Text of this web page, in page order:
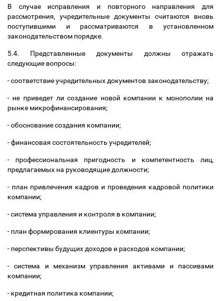
В случае исправления и повторного направления для
рассмотрения, учредительные документы считаются вновь
поступившими и рассматриваются в установленном
законодательством порядке.
5.4. Представленные документы должны отражать
следующие вопросы:
- соответствие учредительных документов законодательству;
- не приведет ли создание новой компании к монополии на
рынке микрофинансирования;
- обоснование создания компании;
- финансовая состоятельность учредителей;
- профессиональная пригодность и компетентность лиц,
предлагаемых на руководящие должности;
- план привлечения кадров и проведения кадровой политики
компании;
- система управления и контроля в компании;
- план формирования клиентуры компании;
- перспективы будущих доходов и расходов компании;
- система и механизм управления активами и пассивами
компании;
- кредитная политика компании;